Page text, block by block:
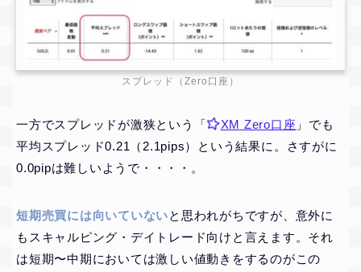
スプレッド（Zero口座）
一方でスプレッドが激狭という「 XM Zero口座 」でも
平均スプレッド0.21（2.1pips）という結果に。さすがに
0.0pipは難しいようで・・・・。
短期売買には向いていないと思われがちですが、意外に
もスキャルピング・デイトレード向けと言えます。それ
は短期〜中期においては激しい値動きをするのがこの